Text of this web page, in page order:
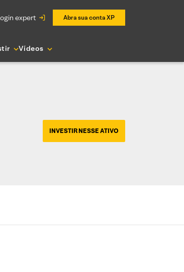
login expert Abra sua conta XP
Vídeos
INVESTIR NESSE ATIVO